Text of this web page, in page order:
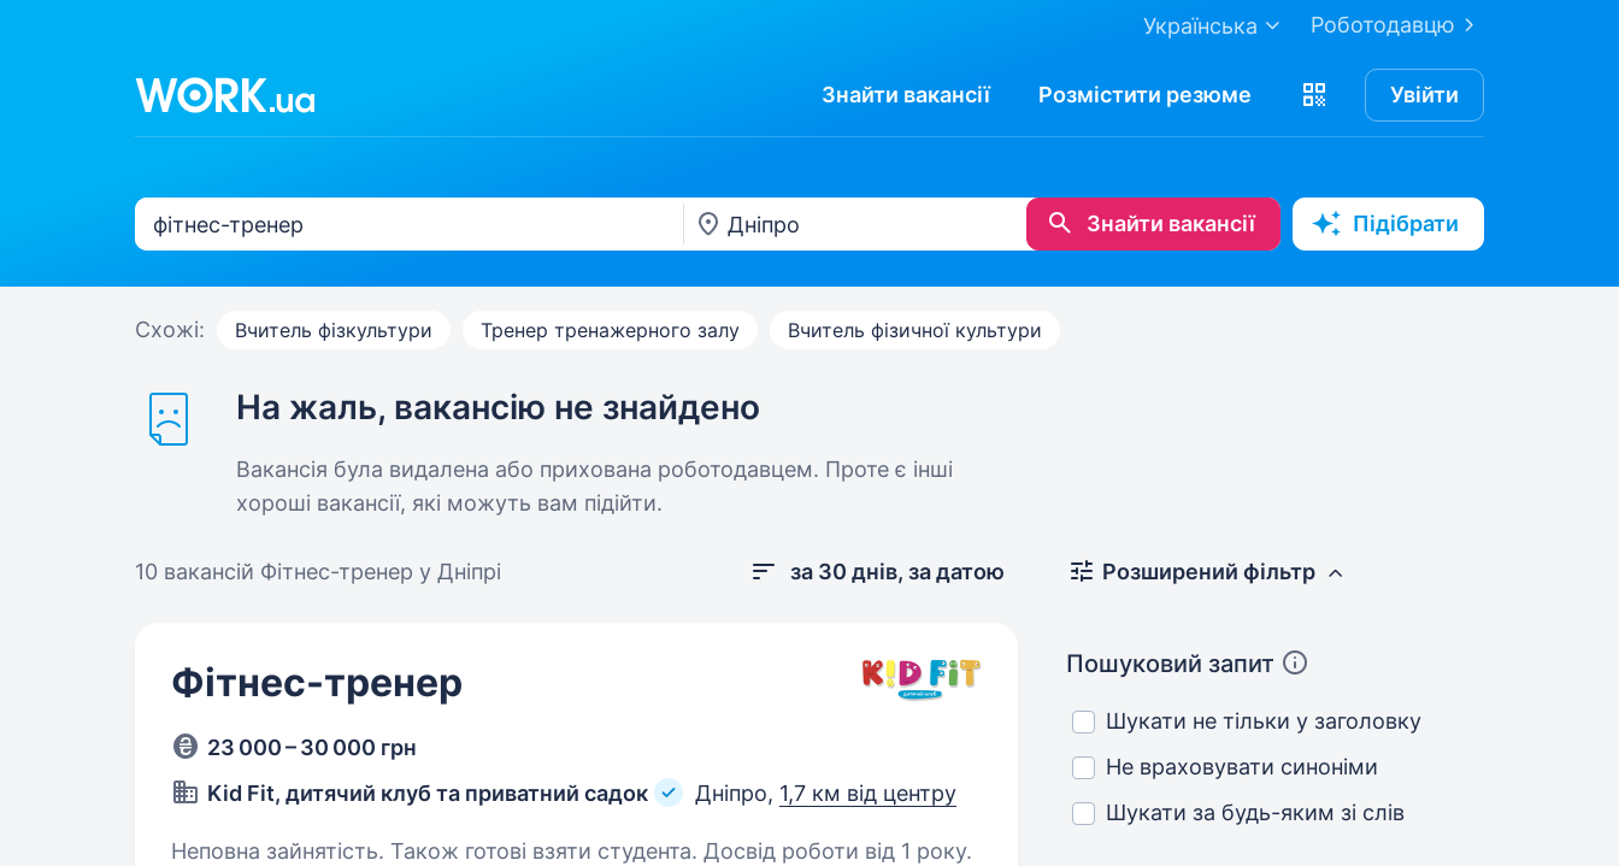
Роботодавцю
Українська
Знайти вакансії Розмістити резюме Увійти
Знайти вакансії Підібрати
Схожі: Вчитель фізкультури Тренер тренажерного залу Вчитель фізичної культури
На жаль, вакансію не знайдено
Вакансія була видалена або прихована роботодавцем. Проте є інші
хороші вакансії, які можуть вам підійти.
10 вакансій Фітнес-тренер у Дніпрі за 30 днів, за датою
Фітнес-тренер
23 000 – 30 000 грн
Kid Fit, дитячий клуб та приватний садок
Дніпро, 1,7 км від центру
Неповна зайнятість. Також готові взяти студента. Досвід роботи від 1 року.
Розширений фільтр
Пошуковий запит
Шукати не тільки у заголовку
Не враховувати синоніми
Шукати за будь-яким зі слів